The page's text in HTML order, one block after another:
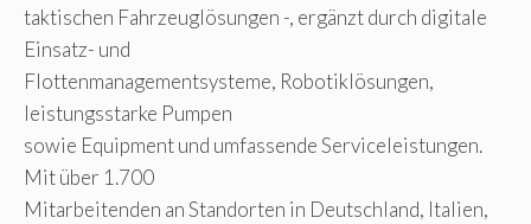
taktischen Fahrzeuglösungen -, ergänzt durch digitale
Einsatz- und
Flottenmanagementsysteme, Robotiklösungen,
leistungsstarke Pumpen
sowie Equipment und umfassende Serviceleistungen.
Mit über 1.700
Mitarbeitenden an Standorten in Deutschland, Italien,